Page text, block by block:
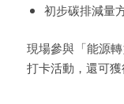
初步碳排減量
現場參與「能源
打卡活動，還可獲